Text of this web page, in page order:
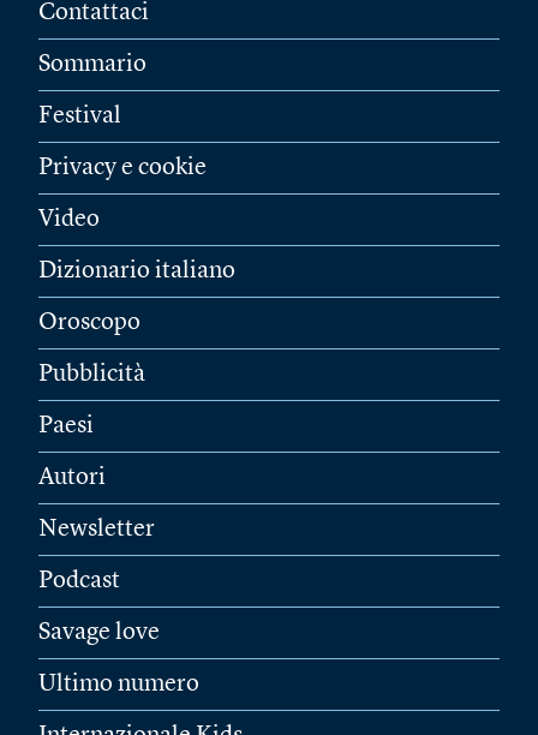
Contattaci
Sommario
Festival
Privacy e cookie
Video
Dizionario italiano
Oroscopo
Pubblicità
Paesi
Autori
Newsletter
Podcast
Savage love
Ultimo numero